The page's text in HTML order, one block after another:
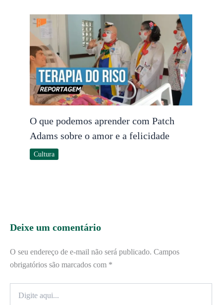
O que podemos aprender com Patch
Adams sobre o amor e a felicidade
Cultura
Deixe um comentário
O seu endereço de e-mail não será publicado. Campos
obrigatórios são marcados com *
aqui...